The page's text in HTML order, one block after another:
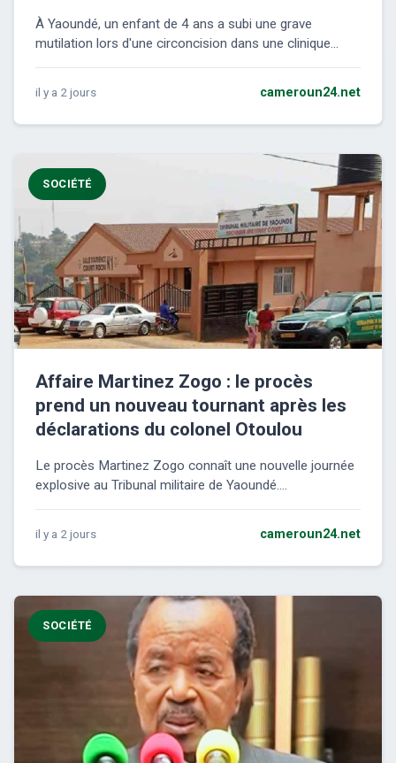
À Yaoundé, un enfant de 4 ans a subi une grave
mutilation lors d'une circoncision dans une clinique...
il y a 2 jours cameroun24.net
SOCIÉTÉ
Affaire Martinez Zogo : le procès
prend un nouveau tournant après les
déclarations du colonel Otoulou
Le procès Martinez Zogo connaît une nouvelle journée
explosive au Tribunal militaire de Yaoundé....
il y a 2 jours cameroun24.net
SOCIÉTÉ